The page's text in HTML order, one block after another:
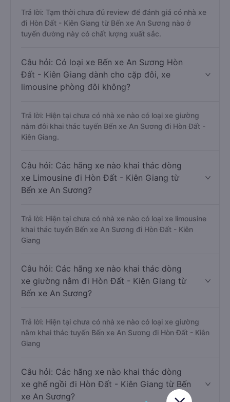
Trả lời: Tạm thời chưa đủ review để đánh giá có nhà xe
đi Hòn Đất - Kiên Giang từ Bến xe An Sương nào ở
tuyến đường này có chất lượng xuất sắc.
Câu hỏi: Có loại xe Bến xe An Sương Hòn
Đất - Kiên Giang dành cho cặp đôi, xe
limousine phòng đôi không?
Trả lời: Hiện tại chưa có nhà xe nào có loại xe giường
nằm đôi khai thác tuyến Bến xe An Sương đi Hòn Đất -
Kiên Giang.
Câu hỏi: Các hãng xe nào khai thác dòng
xe Limousine đi Hòn Đất - Kiên Giang từ
Bến xe An Sương?
Trả lời: Hiện tại chưa có nhà xe nào có loại xe limousine
khai thác tuyến Bến xe An Sương đi Hòn Đất - Kiên
Giang
Câu hỏi: Các hãng xe nào khai thác dòng
xe giường nằm đi Hòn Đất - Kiên Giang từ
Bến xe An Sương?
Trả lời: Hiện tại chưa có nhà xe nào có loại xe giường
nằm khai thác tuyến Bến xe An Sương đi Hòn Đất - Kiên
Giang
Câu hỏi: Các hãng xe nào khai thác dòng
xe ghế ngồi đi Hòn Đất - Kiên Giang từ Bến
xe An Sương?